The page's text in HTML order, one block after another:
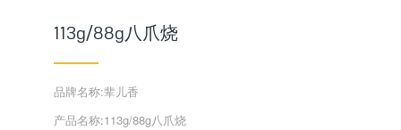
113g/88g八爪烧
品牌名称:辈儿香
产品名称:113g/88g八爪烧